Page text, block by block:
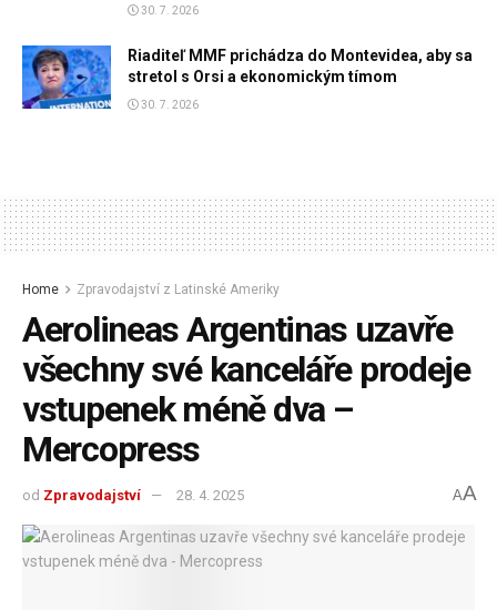
30. 7. 2026
Riaditeľ MMF prichádza do Montevidea, aby sa
stretol s Orsi a ekonomickým tímom
30. 7. 2026
Home Zpravodajství z Latinské Ameriky
Aerolineas Argentinas uzavře
všechny své kanceláře prodeje
vstupenek méně dva –
Mercopress
od Zpravodajství 28. 4. 2025 AA